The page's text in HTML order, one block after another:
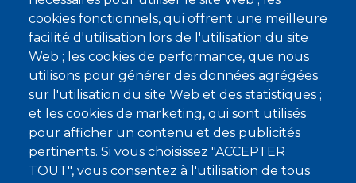
cookies fonctionnels, qui offrent une meilleure
facilité d'utilisation lors de l'utilisation du site
Web ; les cookies de performance, que nous
utilisons pour générer des données agrégées
sur l'utilisation du site Web et des statistiques ;
et les cookies de marketing, qui sont utilisés
pour afficher un contenu et des publicités
pertinents. Si vous choisissez "ACCEPTER
TOUT", vous consentez à l'utilisation de tous
PLAN DU SITE
© Copyright 2022